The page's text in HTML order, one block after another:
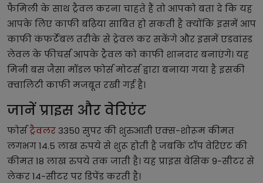
फैमिली के साथ ट्रैवल करना चाहते हैं तो आपको बता दे कि यह
आपके लिए काफी बढ़िया साबित हो सकती है क्योंकि इसमें आप
काफी कंफर्टेबल तरीके से ट्रेवल कर सकेंगे और इसमें एडवांस्ड
लेवल के फीचर्स आपके ट्रैवल को काफी शानदार बनाएंगे। यह
मिनी बस जैसा मॉडल फोर्स मोटर्स द्वारा बनाया गया है इसकी
क्वालिटी काफी मजबूत रखी गई है।
जानें प्राइस और वेरिएंट
फोर्सट्रैवलर 3350 सुपर की शुरुआती एक्स-शोरूम कीमत
लगभग 14.5 लाख रुपये से शुरू होती है जबकि टॉप वेरिएंट की
कीमत 18 लाख रुपये तक जाती है। यह प्राइस बेसिक 9-सीटर से
लेकर 14-सीटर पर डिपेंड करती है।